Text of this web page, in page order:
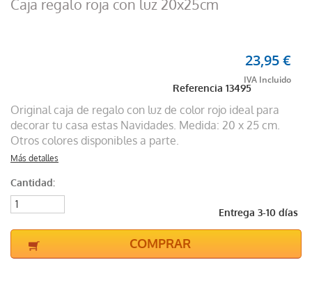
Caja regalo roja con luz 20x25cm
Referencia13495
23,95 €
Original caja de regalo con luz de color rojo ideal para
decorar tu casa estas Navidades. Medida: 20 x 25 cm.
Otros colores disponibles a parte.
Más detalles
Cantidad:
Entrega 3-10 días
COMPRAR